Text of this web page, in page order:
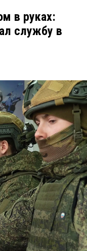
в руках:
службу в